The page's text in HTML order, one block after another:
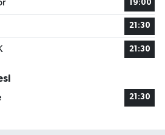
19:00
21:30
21:30
21:30